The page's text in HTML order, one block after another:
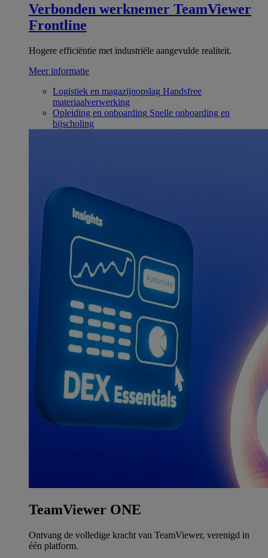
Verbonden werknemer TeamViewer
Frontline
Hogere efficiëntie met industriële aangevulde realiteit.
Meer informatie
Logistiek en magazijnopslag Handsfree
materiaalverwerking
Opleiding en onboarding Snelle onboarding en
bijscholing
TeamViewer ONE
Ontvang de volledige kracht van TeamViewer, verenigd in
één platform.